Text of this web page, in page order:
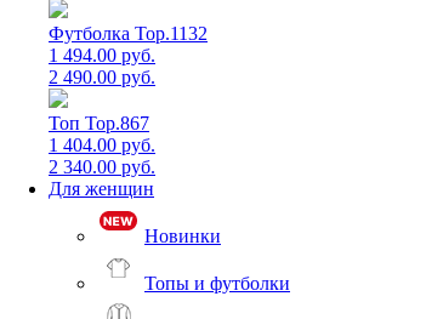
Футболка Top.1132
1 494.00 руб.
2 490.00 руб.
Топ Top.867
1 404.00 руб.
2 340.00 руб.
Для женщин
Новинки
Топы и футболки